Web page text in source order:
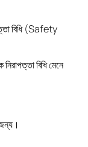
বিধি (Safety
বিধি মেনে